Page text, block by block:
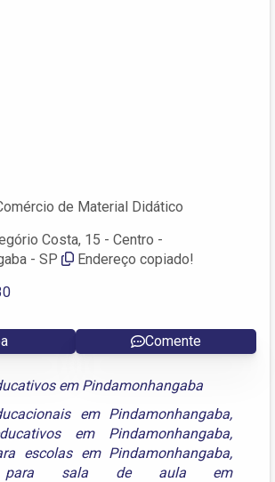
de Material Didático
Costa, 15 - Centro -
- SP
Endereço copiado!
Comente
em Pindamonhangaba
em Pindamonhangaba,
em Pindamonhangaba,
escolas em Pindamonhangaba,
para sala de aula em